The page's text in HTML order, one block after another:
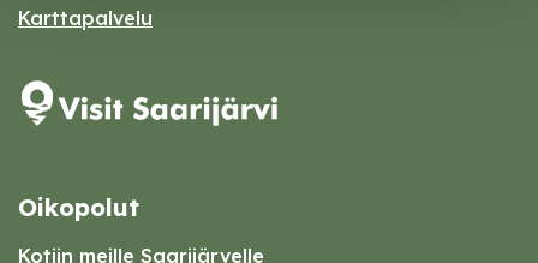
Karttapalvelu
Oikopolut
Kotiin meille Saarijärvelle